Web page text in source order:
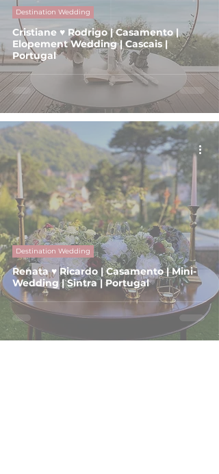
Cristiane ♥ Rodrigo | Casamento |
Elopement Wedding | Cascais |
Portugal
Destination Wedding
Renata ♥ Ricardo | Casamento | Mini-
Wedding | Sintra | Portugal
Destination Wedding